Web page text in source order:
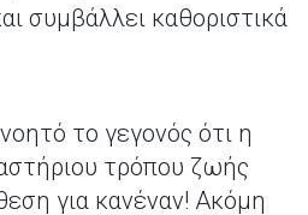
συμβάλλει καθοριστικά
το γεγονός ότι η
τρόπου ζωής
για κανέναν! Ακόμη